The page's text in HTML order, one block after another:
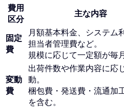
費用
区分
主な内容
固定
費
月額基本料金、システム
担当者管理費など。
規模に応じて一定額が毎
変動
費
出荷件数や作業内容に応
動。
梱包費・発送費・流通加
を含む。